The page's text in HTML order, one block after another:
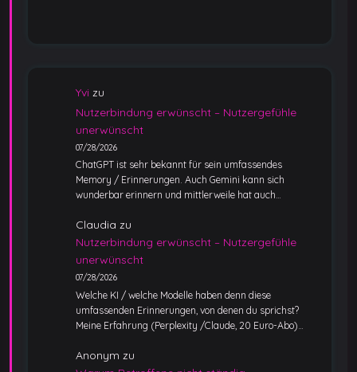
Yvi zu
Nutzerbindung erwünscht – Nutzergefühle
unerwünscht
07/28/2026
ChatGPT ist sehr bekannt für sein umfassendes
Memory / Erinnerungen. Auch Gemini kann sich
wunderbar erinnern und mittlerweile hat auch…
Claudia zu
Nutzerbindung erwünscht – Nutzergefühle
unerwünscht
07/28/2026
Welche KI / welche Modelle haben denn diese
umfassenden Erinnerungen, von denen du sprichst?
Meine Erfahrung (Perplexity /Claude, 20 Euro-Abo)…
Anonym zu